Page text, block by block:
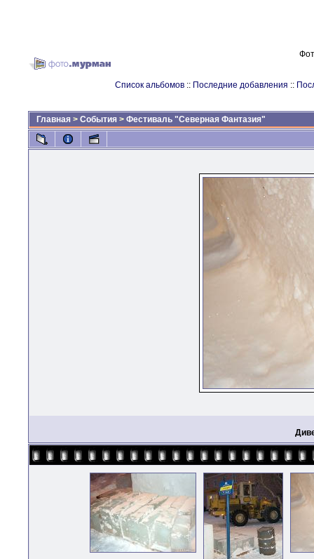
Список альбомов :: Последние добавления ::
Главная > События > Фестиваль "Северная Фантазия"